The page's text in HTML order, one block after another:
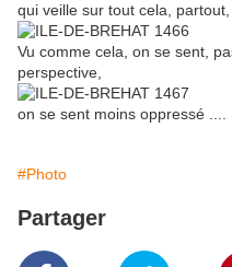
qui veille sur tout cela,
Vu comme cela, on se sent,
perspective,
on se sent moins oppressé ....
#Photo
Partager